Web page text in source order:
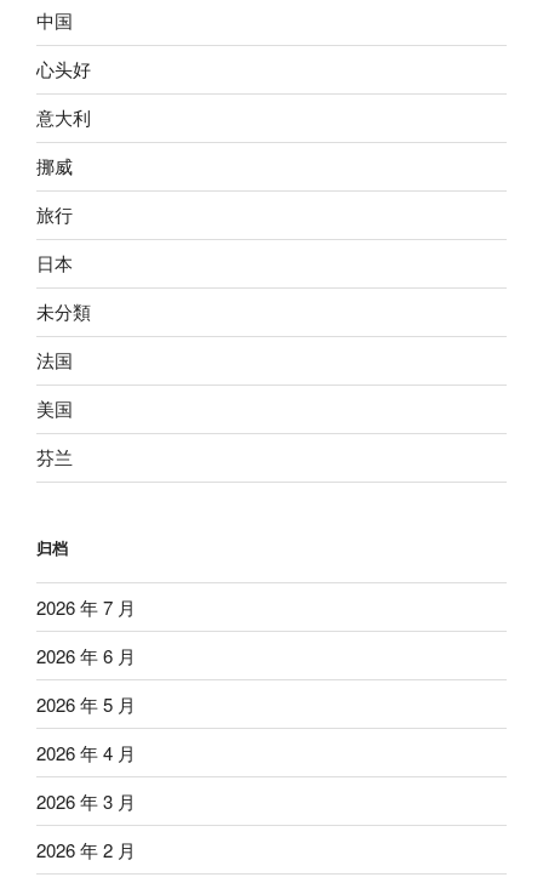
中国
心头好
意大利
挪威
旅行
日本
未分類
法国
美国
芬兰
归档
2026 年 7 月
2026 年 6 月
2026 年 5 月
2026 年 4 月
2026 年 3 月
2026 年 2 月